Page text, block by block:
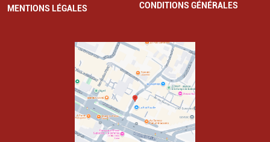
MENTIONS LÉGALES CONDITIONS GÉNÉRALES